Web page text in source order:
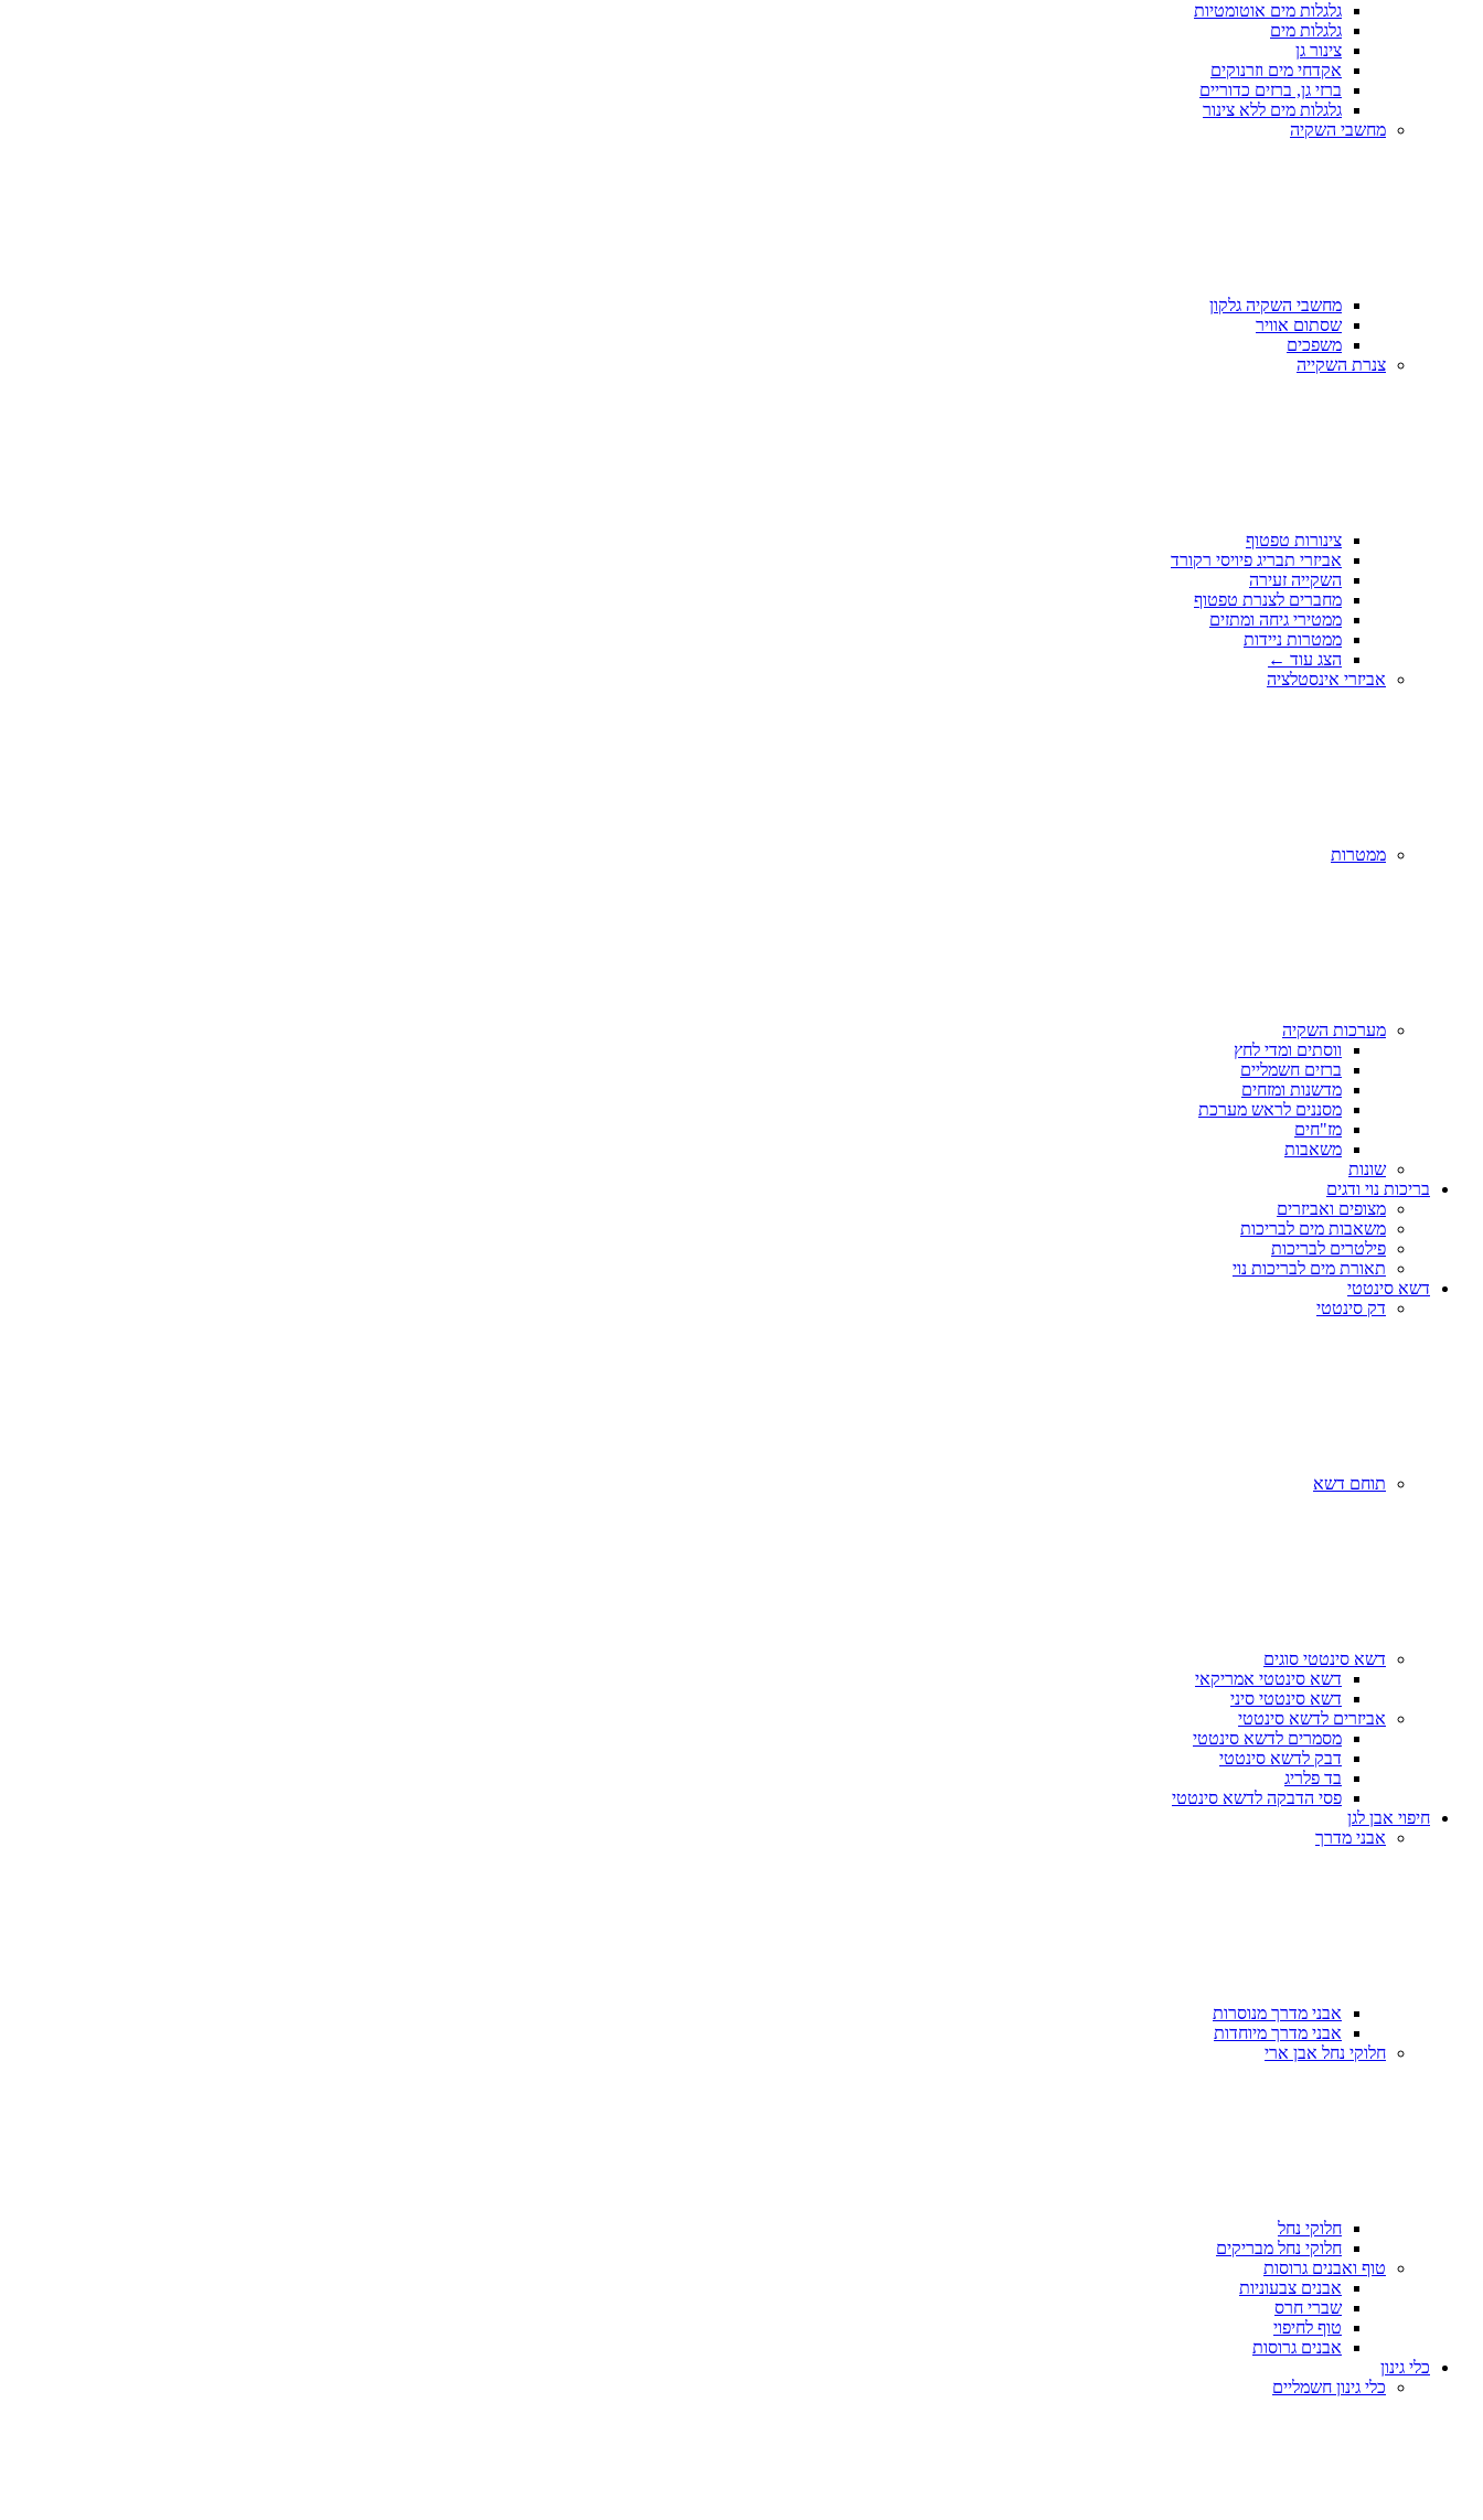
גלגלות מים אוטומטיות
גלגלות מים
צינור גן
אקדחי מים וזרנוקים
ברזי גן, ברזים כדוריים
גלגלות מים ללא צינור
מחשבי השקיה
מחשבי השקיה גלקון
שסתום אוויר
משפכים
צנרת השקייה
צינורות טפטוף
אביזרי תבריג פיויסי רקורד
השקייה זעירה
מחברים לצנרת טפטוף
ממטירי גיחה ומתזים
ממטרות ניידות
הצג עוד ←
אביזרי אינסטלציה
ממטרות
מערכות השקיה
ווסתים ומדי לחץ
ברזים חשמליים
מדשנות ומזחים
מסננים לראש מערכת
מז"חים
משאבות
שונות
בריכות נוי ודגים
מצופים ואביזרים
משאבות מים לבריכות
פילטרים לבריכות
תאורת מים לבריכות נוי
דשא סינטטי
דק סינטטי
תוחם דשא
דשא סינטטי סוגים
דשא סינטטי אמריקאי
דשא סינטטי סיני
אביזרים לדשא סינטטי
מסמרים לדשא סינטטי
דבק לדשא סינטטי
בד פלריג
פסי הדבקה לדשא סינטטי
חיפוי אבן לגן
אבני מדרך
אבני מדרך מנוסרות
אבני מדרך מיוחדות
חלוקי נחל אבן ארי
חלוקי נחל
חלוקי נחל מבריקים
טוף ואבנים גרוסות
אבנים צבעוניות
שברי חרס
טוף לחיפוי
אבנים גרוסות
כלי גינון
כלי גינון חשמליים